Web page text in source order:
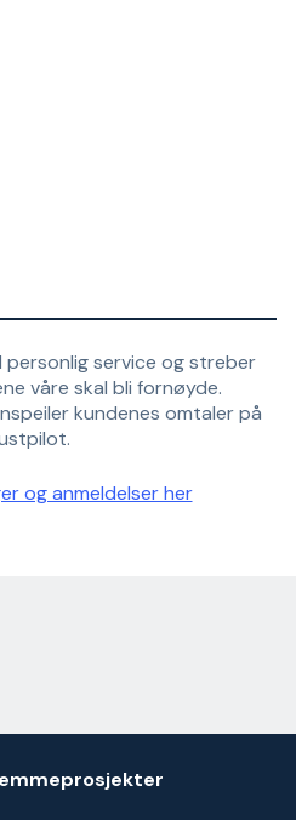
service og streber
våre skal bli fornøyde.
kundenes omtaler på
og anmeldelser her